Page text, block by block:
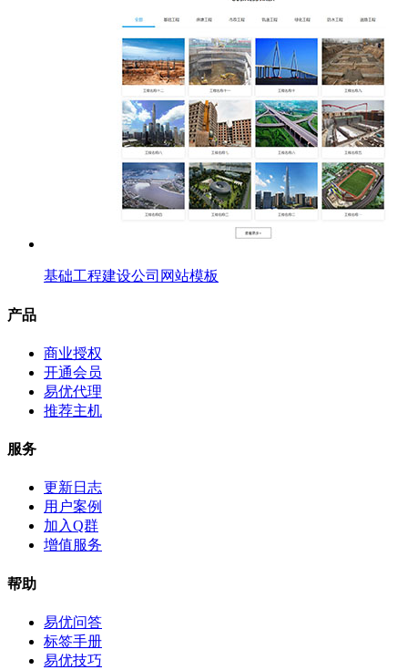
基础工程建设公司网站模板
产品
商业授权
开通会员
易优代理
推荐主机
服务
更新日志
用户案例
加入Q群
增值服务
帮助
易优问答
标签手册
易优技巧